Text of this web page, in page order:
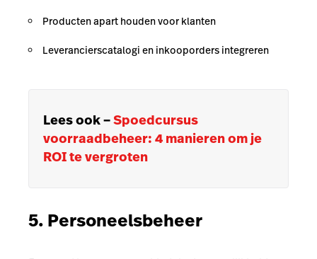
Producten apart houden voor klanten
Leverancierscatalogi en inkooporders integreren
Lees ook –Spoedcursus
voorraadbeheer: 4 manieren om je
ROI te vergroten
5. Personeelsbeheer